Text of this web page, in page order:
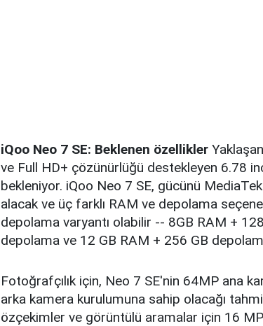
iQoo Neo 7 SE: Beklenen özellikler
ve Full HD+ çözünürlüğü destekleyen 6.78
bekleniyor. iQoo Neo 7 SE, gücünü
alacak ve üç farklı RAM ve depolama
depolama varyantı olabilir -- 8GB RAM +
depolama ve 12 GB RAM + 256 GB
Fotoğrafçılık için, Neo 7 SE'nin 64MP ana
arka kamera kurulumuna sahip olacağı
özçekimler ve görüntülü aramalar için 16